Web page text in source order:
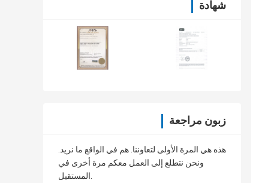
شهادة
زبون مراجعة
هذه هي المرة الأولى لتعاوننا. هم في الواقع ما نريد.
ونحن نتطلع إلى العمل معكم مرة أخرى في
المستقبل.